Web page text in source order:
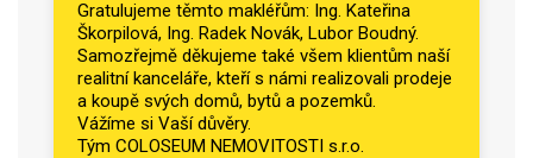
Gratulujeme těmto makléřům: Ing. Kateřina
Škorpilová, Ing. Radek Novák, Lubor Boudný.
Samozřejmě děkujeme také všem klientům naší
realitní kanceláře, kteří s námi realizovali prodeje
a koupě svých domů, bytů a pozemků.
Vážíme si Vaší důvěry.
Tým COLOSEUM NEMOVITOSTI s.r.o.